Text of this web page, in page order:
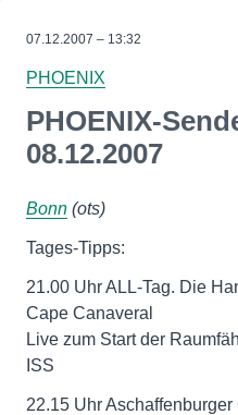
07.12.2007 – 13:32
PHOENIX
PHOENIX-
08.12.2007
Bonn (ots)
Tages-Tipps:
21.00 Uhr ALL-Tag. Die
Cape Canaveral
Live zum Start der
ISS
22.15 Uhr Aschaffenburger